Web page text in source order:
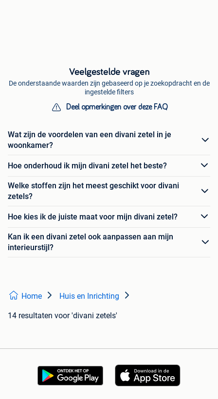
Veelgestelde vragen
De onderstaande waarden zijn gebaseerd op je zoekopdracht en de
ingestelde filters
Deel opmerkingen over deze FAQ
Wat zijn de voordelen van een divani zetel in je
woonkamer?
Hoe onderhoud ik mijn divani zetel het beste?
Welke stoffen zijn het meest geschikt voor divani
zetels?
Hoe kies ik de juiste maat voor mijn divani zetel?
Kan ik een divani zetel ook aanpassen aan mijn
interieurstijl?
Home Huis en Inrichting
14 resultaten voor 'divani zetels'